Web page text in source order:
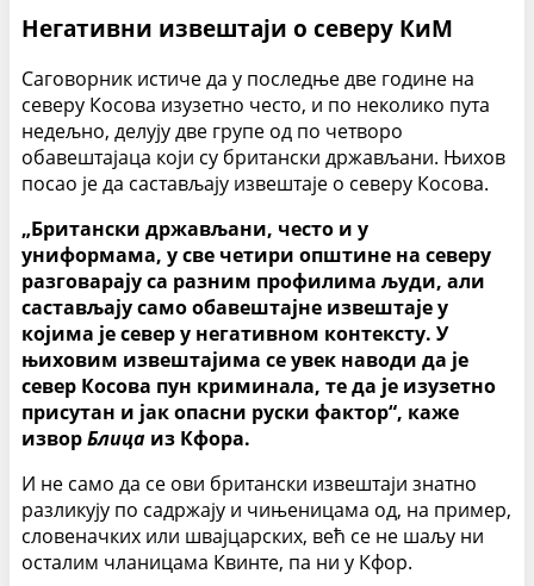
Негативни извештаји о северу КиМ
Саговорник истиче да у последње две године на
северу Косова изузетно често, и по неколико пута
недељно, делују две групе од по четворо
обавештајаца који су британски држављани. Њихов
посао је да састављају извештаје о северу Косова.
„Британски држављани, често и у
униформама, у све четири општине на северу
разговарају са разним профилима људи, али
састављају само обавештајне извештаје у
којима је север у негативном контексту. У
њиховим извештајима се увек наводи да је
север Косова пун криминала, те да је изузетно
присутан и јак опасни руски фактор“, каже
изворБлица из Кфора.
И не само да се ови британски извештаји знатно
разликују по садржају и чињеницама од, на пример,
словеначких или швајцарских, већ се не шаљу ни
осталим чланицама Квинте, па ни у Кфор.